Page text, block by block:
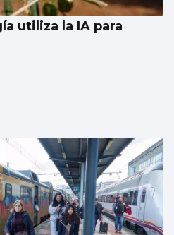
utiliza la IA para